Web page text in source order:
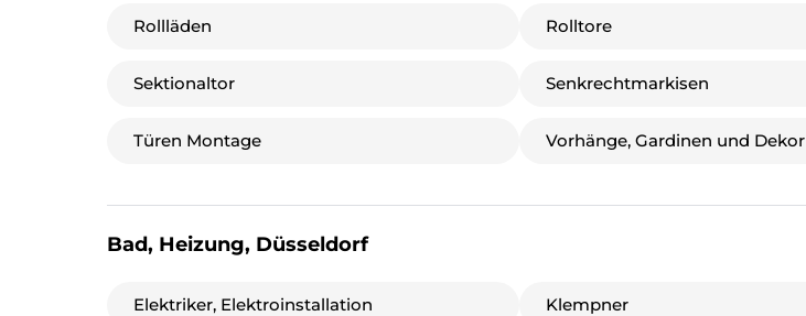
Rollläden Rolltore
Sektionaltor Senkrechtmarkisen
Türen Montage Vorhänge, Gardinen und Dekor
Bad, Heizung, Düsseldorf
Elektriker, Elektroinstallation Klempner